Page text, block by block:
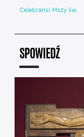
Celebransi Mszy św.
SPOWIEDŹ